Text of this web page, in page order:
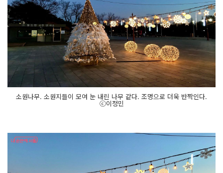
소원나무. 소원지들이 모여 눈 내린 나무 같다. 조명으로 더욱 반짝인다.
ⓒ이정민